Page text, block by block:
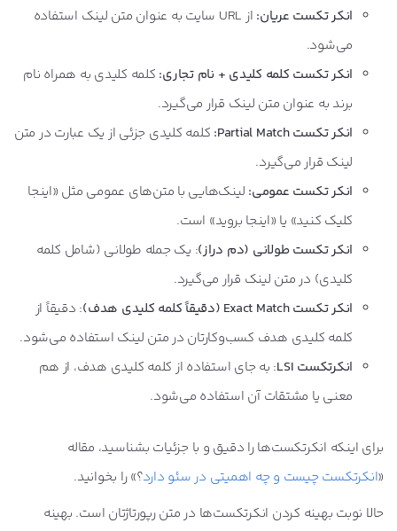
انکر تکست عریان:
از URL سایت به عنوان متن لینک استفاده
می‌شود.
انکر تکست کلمه کلیدی + نام تجاری: کلمه کلیدی به همراه نام
برند به عنوان متن لینک قرار می‌گیرد.
انکر تکست Partial Match:
کلمه کلیدی جزئی از یک عبارت در متن
لینک قرار می‌گیرد.
انکر تکست عمومی: لینک‌هایی با متن‌های عمومی مثل «اینجا
کلیک کنید» یا «اینجا بروید» است.
انکر تکست طولانی (دم دراز): یک جمله طولانی (شامل کلمه
کلیدی) در متن لینک قرار می‌گیرد.
انکر تکست Exact Match (دقیقاً کلمه کلیدی هدف)
: دقیقاً از
کلمه کلیدی هدف کسب‌وکارتان در متن لینک استفاده می‌شود.
انکرتکست LSI
: به جای استفاده از کلمه کلیدی هدف، از هم
معنی یا مشتقات آن استفاده می‌شود.
برای اینکه انکرتکست‌ها را دقیق و با جزئیات بشناسید، مقاله
«انکرتکست چیست و چه اهمیتی در سئو دارد؟» را بخوانید.
حالا نوبت بهینه کردن انکرتکست‌ها در متن رپورتاژتان است. بهینه